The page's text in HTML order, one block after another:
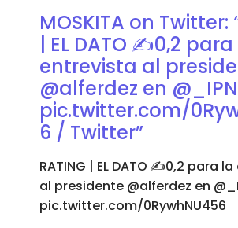
MOSKITA on Twitter:
| EL DATO ✍️0,2
entrevista al
@alferdez en
pic.twitter.com/
6 / Twitter”
RATING | EL DATO ✍️0,2 para
al presidente @alferdez en
pic.twitter.com/0RywhNU456